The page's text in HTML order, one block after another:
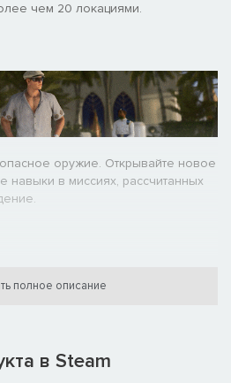
чем 20 локациями.
оружие. Открывайте новое
навыки в миссиях, рассчитанных
миру, пестрящему харизматичными
возможностями.
полное описание
в Steam